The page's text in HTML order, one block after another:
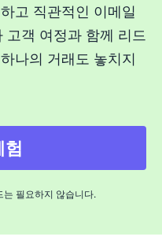
고 직관적인 이메일
고객 여정과 함께 리드
나의 거래도 놓치지
험
는 필요하지 않습니다.